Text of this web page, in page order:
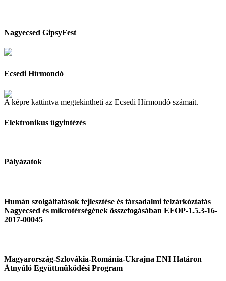
Nagyecsed GipsyFest
Ecsedi Hírmondó
A képre kattintva megtekintheti az Ecsedi Hírmondó számait.
Elektronikus ügyintézés
Pályázatok
Humán szolgáltatások fejlesztése és társadalmi felzárkóztatás
Nagyecsed és mikrotérségének összefogásában EFOP-1.5.3-16-
2017-00045
Magyarország-Szlovákia-Románia-Ukrajna ENI Határon
Átnyúló Együttműködési Program